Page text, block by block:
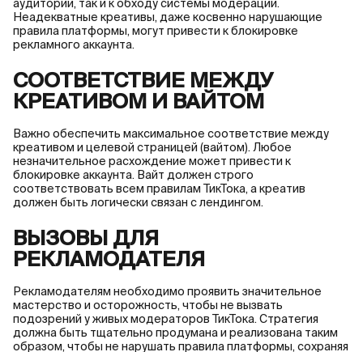
аудитории, так и к обходу системы модерации.
Неадекватные креативы, даже косвенно нарушающие
правила платформы, могут привести к блокировке
рекламного аккаунта.
СООТВЕТСТВИЕ МЕЖДУ
КРЕАТИВОМ И ВАЙТОМ
Важно обеспечить максимальное соответствие между
креативом и целевой страницей (вайтом). Любое
незначительное расхождение может привести к
блокировке аккаунта. Вайт должен строго
соответствовать всем правилам ТикТока, а креатив
должен быть логически связан с лендингом.
ВЫЗОВЫ ДЛЯ
РЕКЛАМОДАТЕЛЯ
Рекламодателям необходимо проявить значительное
мастерство и осторожность, чтобы не вызвать
подозрений у живых модераторов ТикТока. Стратегия
должна быть тщательно продумана и реализована таким
образом, чтобы не нарушать правила платформы, сохраняя